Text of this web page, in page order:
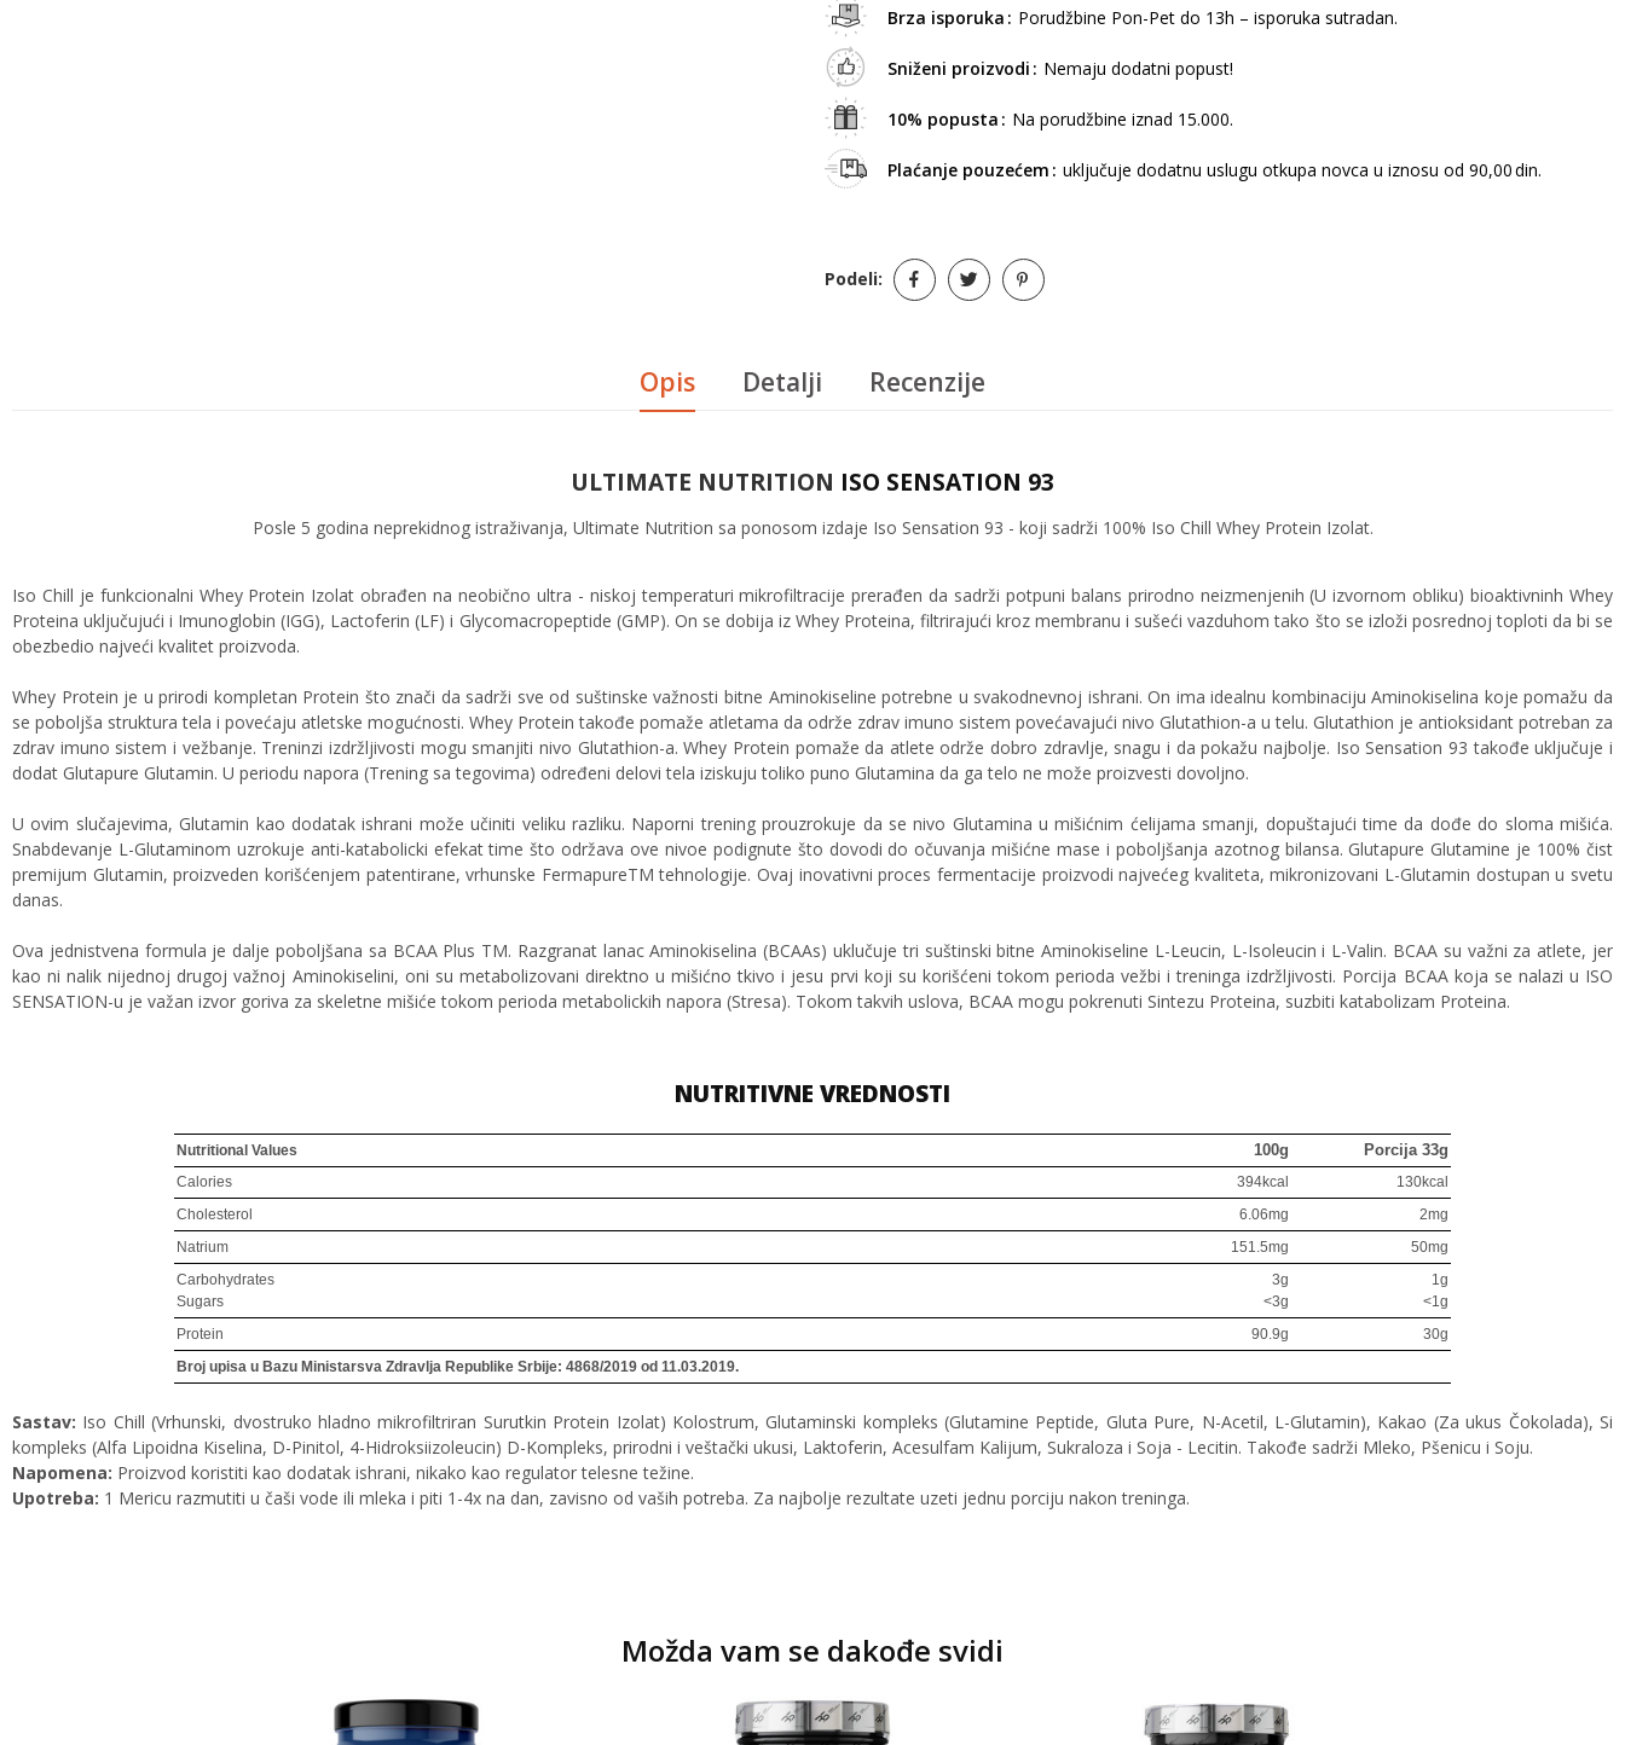
Brza isporuka Porudžbine Pon-Pet do 13h – isporuka sutradan.
Sniženi proizvodi Nemaju dodatni popust!
10% popusta Na porudžbine iznad 15.000.
Plaćanje pouzećem uključuje dodatnu uslugu otkupa novca u iznosu od 90,00 din.
Podeli:
Opis Detalji Recenzije
ULTIMATE NUTRITION ISO SENSATION 93
Posle 5 godina neprekidnog istraživanja, Ultimate Nutrition sa ponosom izdaje Iso Sensation 93 - koji sadrži 100% Iso Chill Whey Protein Izolat.
Iso Chill je funkcionalni Whey Protein Izolat obrađen na neobično ultra - niskoj temperaturi mikrofiltracije prerađen da sadrži potpuni balans prirodno neizmenjenih (U izvornom obliku) bioaktivninh Whey
Proteina uključujući i Imunoglobin (IGG), Lactoferin (LF) i Glycomacropeptide (GMP). On se dobija iz Whey Proteina, filtrirajući kroz membranu i sušeći vazduhom tako što se izloži posrednoj toploti da bi se
obezbedio najveći kvalitet proizvoda.
Whey Protein je u prirodi kompletan Protein što znači da sadrži sve od suštinske važnosti bitne Aminokiseline potrebne u svakodnevnoj ishrani. On ima idealnu kombinaciju Aminokiselina koje pomažu da
se poboljša struktura tela i povećaju atletske mogućnosti. Whey Protein takođe pomaže atletama da održe zdrav imuno sistem povećavajući nivo Glutathion-a u telu. Glutathion je antioksidant potreban za
zdrav imuno sistem i vežbanje. Treninzi izdržljivosti mogu smanjiti nivo Glutathion-a. Whey Protein pomaže da atlete održe dobro zdravlje, snagu i da pokažu najbolje. Iso Sensation 93 takođe uključuje i
dodat Glutapure Glutamin. U periodu napora (Trening sa tegovima) određeni delovi tela iziskuju toliko puno Glutamina da ga telo ne može proizvesti dovoljno.
U ovim slučajevima, Glutamin kao dodatak ishrani može učiniti veliku razliku. Naporni trening prouzrokuje da se nivo Glutamina u mišićnim ćelijama smanji, dopuštajući time da dođe do sloma mišića.
Snabdevanje L-Glutaminom uzrokuje anti-katabolicki efekat time što održava ove nivoe podignute što dovodi do očuvanja mišićne mase i poboljšanja azotnog bilansa. Glutapure Glutamine je 100% čist
premijum Glutamin, proizveden korišćenjem patentirane, vrhunske FermapureTM tehnologije. Ovaj inovativni proces fermentacije proizvodi najvećeg kvaliteta, mikronizovani L-Glutamin dostupan u svetu
danas.
Ova jednistvena formula je dalje poboljšana sa BCAA Plus TM. Razgranat lanac Aminokiselina (BCAAs) uklučuje tri suštinski bitne Aminokiseline L-Leucin, L-Isoleucin i L-Valin. BCAA su važni za atlete, jer
kao ni nalik nijednoj drugoj važnoj Aminokiselini, oni su metabolizovani direktno u mišićno tkivo i jesu prvi koji su korišćeni tokom perioda vežbi i treninga izdržljivosti. Porcija BCAA koja se nalazi u ISO
SENSATION-u je važan izvor goriva za skeletne mišiće tokom perioda metabolickih napora (Stresa). Tokom takvih uslova, BCAA mogu pokrenuti Sintezu Proteina, suzbiti katabolizam Proteina.
NUTRITIVNE VREDNOSTI
Nutritional Values 100g Porcija 33g
Calories 394kcal
130kcal
Cholesterol
6.06mg
2mg
Natrium
151.5mg
50mg
Carbohydrates
Sugars
3g
<3g
1g
<1g
Protein
90.9g
30g
Broj upisa u Bazu Ministarsva Zdravlja Republike Srbije: 4868/2019 od 11.03.2019.
Sastav: Iso Chill (Vrhunski, dvostruko hladno mikrofiltriran Surutkin Protein Izolat) Kolostrum, Glutaminski kompleks (Glutamine Peptide, Gluta Pure, N-Acetil, L-Glutamin), Kakao (Za ukus Čokolada), Si
kompleks (Alfa Lipoidna Kiselina, D-Pinitol, 4-Hidroksiizoleucin) D-Kompleks, prirodni i veštački ukusi, Laktoferin, Acesulfam Kalijum, Sukraloza i Soja - Lecitin. Takođe sadrži Mleko, Pšenicu i Soju.
Napomena: Proizvod koristiti kao dodatak ishrani, nikako kao regulator telesne težine.
Upotreba: 1 Mericu razmutiti u čaši vode ili mleka i piti 1-4x na dan, zavisno od vaših potreba. Za najbolje rezultate uzeti jednu porciju nakon treninga.
Možda vam se dakođe svidi